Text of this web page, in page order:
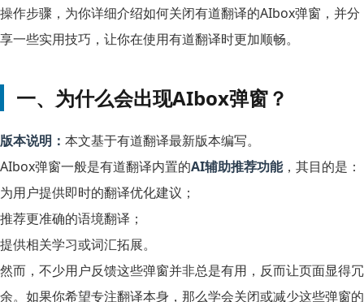
操作步骤，为你详细介绍如何关闭有道翻译的AIbox弹窗，并分
享一些实用技巧，让你在使用有道翻译时更加顺畅。
一、为什么会出现AIbox弹窗？
版本说明： 本文基于有道翻译最新版本编写。
AIbox弹窗一般是有道翻译内置的AI辅助推荐功能，其目的是：
为用户提供即时的翻译优化建议；
推荐更准确的语境翻译；
提供相关学习或词汇拓展。
然而，不少用户反馈这些弹窗并非总是有用，反而让页面显得冗
余。如果你希望专注翻译本身，那么学会关闭或减少这些弹窗的